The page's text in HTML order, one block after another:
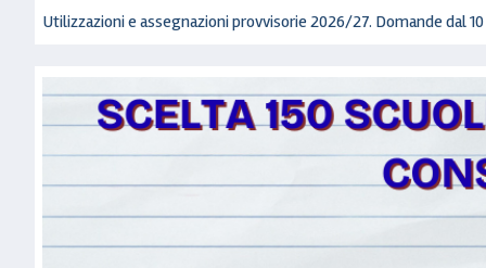
Utilizzazioni e assegnazioni provvisorie 2026/27. Domande dal